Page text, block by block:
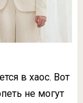
в хаос. Вот
не могут